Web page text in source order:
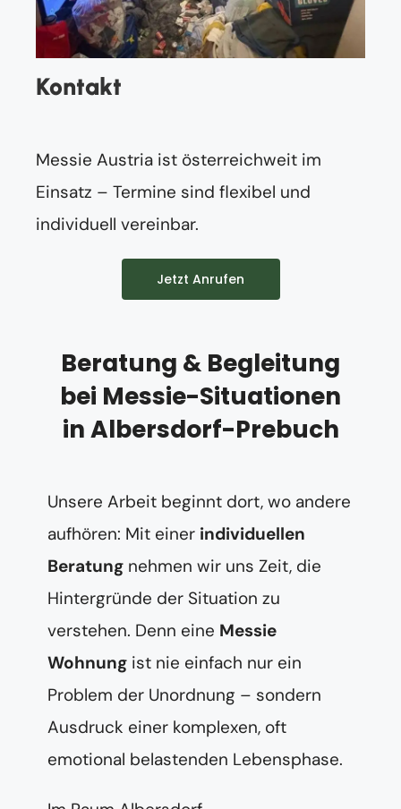
Kontakt
Messie Austria ist österreichweit im
Einsatz – Termine sind flexibel und
individuell vereinbar.
Jetzt Anrufen
Beratung & Begleitung
bei Messie-Situationen
in Albersdorf-Prebuch
Unsere Arbeit beginnt dort, wo andere
aufhören: Mit einer individuellen
Beratung nehmen wir uns Zeit, die
Hintergründe der Situation zu
verstehen. Denn eine Messie
Wohnung ist nie einfach nur ein
Problem der Unordnung – sondern
Ausdruck einer komplexen, oft
emotional belastenden Lebensphase.